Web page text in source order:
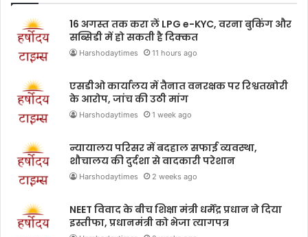
16 अगस्त तक करा लें LPG e-KYC, वरना बुकिंग और
सब्सिडी में हो सकती है दिक्कत
Harshodaytimes 11 hours ago
एसडीओ कार्यालय में तैनात वनरक्षक पर रिश्वतखोरी
के आरोप, जांच की उठी मांग
Harshodaytimes 1 week ago
न्यायालय परिसर में बदहाल सफाई व्यवस्था,
शौचालय की दुर्दशा से वादकारी परेशान
Harshodaytimes 2 weeks ago
NEET विवाद के बीच शिक्षा मंत्री धर्मेंद्र प्रधान ने दिया
इस्तीफा, प्रधानमंत्री को भेजा त्यागपत्र